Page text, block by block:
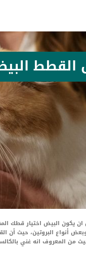
القطط
البيض اختيار قطك
أنواع البروتين، حيث أن
من المعروف انه غني